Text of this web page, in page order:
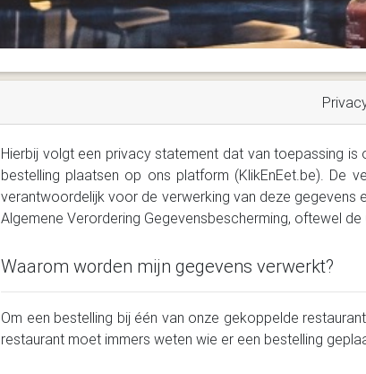
Hierbij volgt een privacy statement dat van toepassing
bestelling plaatsen op ons platform (KlikEnEet.be). De
verantwoordelijk voor de verwerking van deze gegevens
Algemene Verordering Gegevensbescherming, oftewel
Waarom worden mijn gegevens verwerkt?
Om een bestelling bij één van onze gekoppelde
restaurant moet immers weten wie er een bestelling